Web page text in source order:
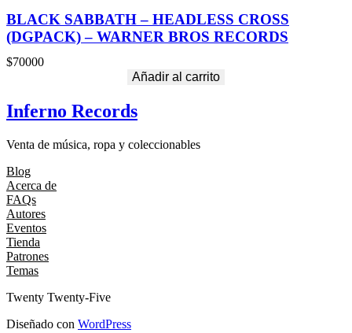
BLACK SABBATH – HEADLESS CROSS
(DGPACK) – WARNER BROS RECORDS
$70000
Añadir al carrito
Inferno Records
Venta de música, ropa y coleccionables
Blog
Acerca de
FAQs
Autores
Eventos
Tienda
Patrones
Temas
Twenty Twenty-Five
Diseñado con WordPress